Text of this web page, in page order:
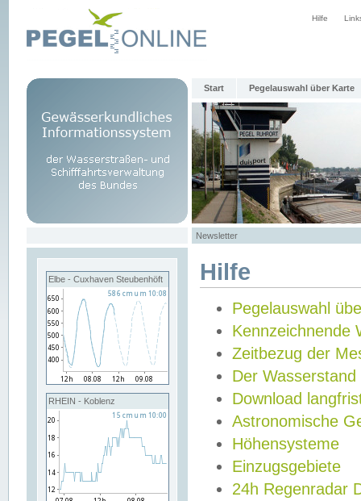
Hilfe
Start Pegelauswahl über Karte
Newsletter
Elbe - Cuxhaven Steubenhöft
RHEIN - Koblenz
Hilfe
Pegelauswahl
Kennzeichnende
Zeitbezug der
Der Wasserstand
Download
Astronomische
Höhensysteme
Einzugsgebiete
24h Regenradar